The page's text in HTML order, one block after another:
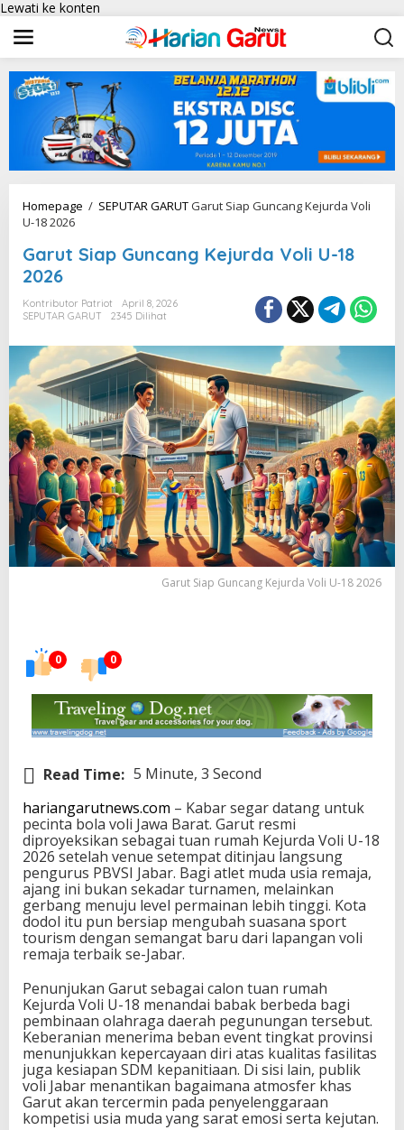
Lewati ke konten
Homepage / SEPUTAR GARUTGarut Siap Guncang Kejurda Voli
U-18 2026
Garut Siap Guncang Kejurda Voli U-18
2026
Kontributor Patriot
April 8, 2026
SEPUTAR GARUT
2345 Dilihat
Garut Siap Guncang Kejurda Voli U-18 2026
0 0
Read Time: 5 Minute, 3 Second
hariangarutnews.com – Kabar segar datang untuk
pecinta bola voli Jawa Barat. Garut resmi
diproyeksikan sebagai tuan rumah Kejurda Voli U-18
2026 setelah venue setempat ditinjau langsung
pengurus PBVSI Jabar. Bagi atlet muda usia remaja,
ajang ini bukan sekadar turnamen, melainkan
gerbang menuju level permainan lebih tinggi. Kota
dodol itu pun bersiap mengubah suasana sport
tourism dengan semangat baru dari lapangan voli
remaja terbaik se-Jabar.
Penunjukan Garut sebagai calon tuan rumah
Kejurda Voli U-18 menandai babak berbeda bagi
pembinaan olahraga daerah pegunungan tersebut.
Keberanian menerima beban event tingkat provinsi
menunjukkan kepercayaan diri atas kualitas fasilitas
juga kesiapan SDM kepanitiaan. Di sisi lain, publik
voli Jabar menantikan bagaimana atmosfer khas
Garut akan tercermin pada penyelenggaraan
kompetisi usia muda yang sarat emosi serta kejutan.